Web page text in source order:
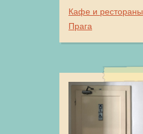
Кафе и рестораны
Прага